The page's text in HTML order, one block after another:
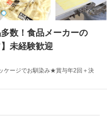
数！食品メーカーの
】未経験歓迎
ケージでお馴染み★賞与年2回＋決